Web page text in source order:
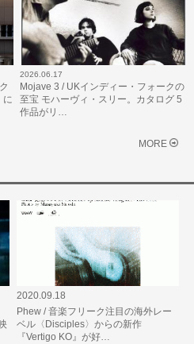
に
2026.06.17
Mojave 3 / UKインディー・フォークの
至宝 モハーヴィ・スリー。カタログ 5
作品がリ…
MORE
2020.09.18
Phew / 音楽フリーク注目の海外レー
ベル〈Disciples〉からの新作
『Vertigo KO』が好…